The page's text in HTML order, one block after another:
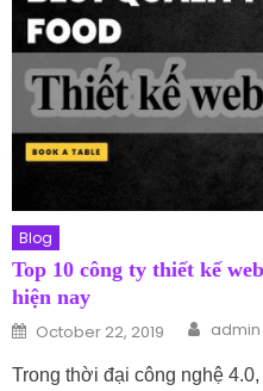
Blog
Top 10 công ty thiết kế
hiện nay
Posted on
October 22, 2019 Author
admin
Trong thời đại công nghệ